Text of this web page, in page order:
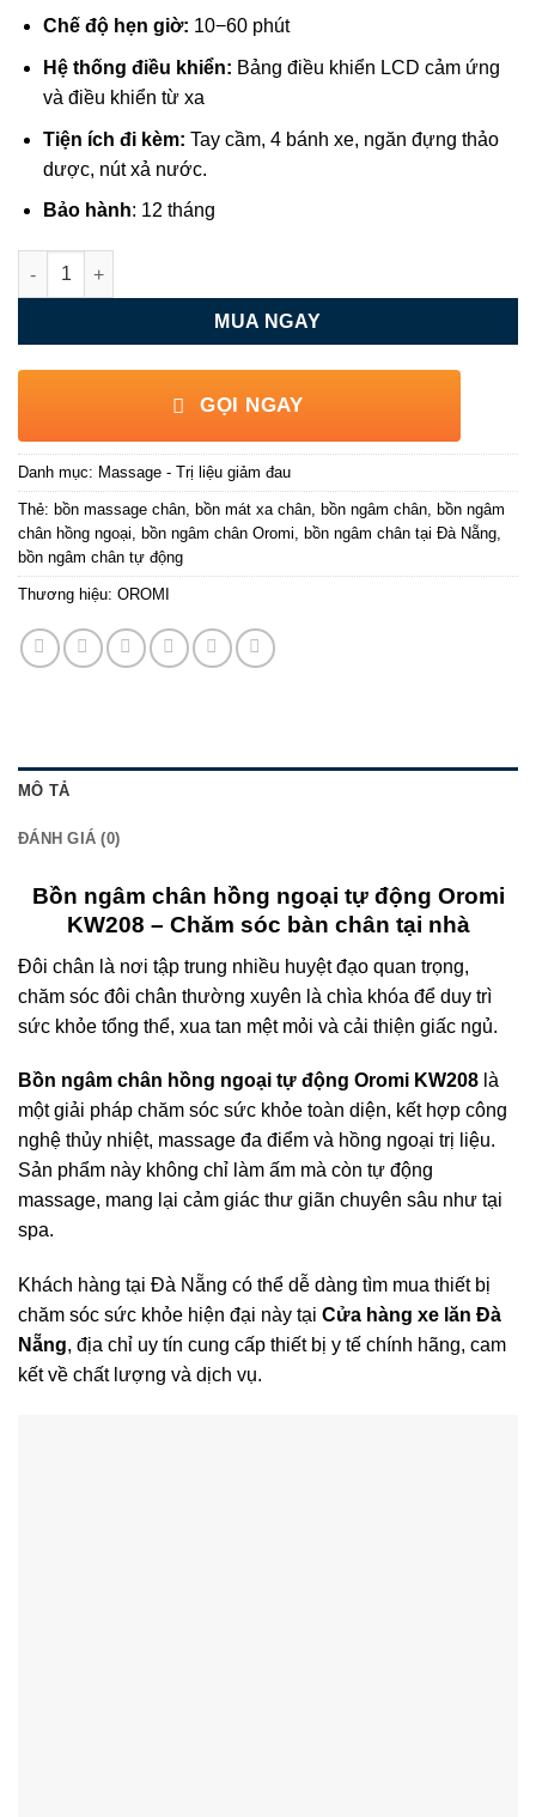
Chế độ hẹn giờ: 10−60phút
Hệ thống điều khiển: Bảng điều khiển LCD cảm ứng
và điều khiển từ xa
Tiện ích đi kèm: Tay cầm, 4 bánh xe, ngăn đựng thảo
dược, nút xả nước.
Bảo hành: 12 tháng
Bồn ngâm chân hồng ngoại tự động Oromi KW208 số lượng
MUA NGAY
GỌI NGAY
Danh mục: Massage - Trị liệu giảm đau
Thẻ: bồn massage chân bồn mát xa chân bồn ngâm chân
bồn ngâm
chân hồng ngoại
bồn ngâm chân Oromi bồn ngâm chân tại Đà Nẵng
bồn ngâm chân tự động
Thương hiệu: OROMI
MÔ TẢ
ĐÁNH GIÁ (0)
Bồn ngâm chân hồng ngoại tự động Oromi
KW208 – Chăm sóc bàn chân tại nhà
Đôi chân là nơi tập trung nhiều huyệt đạo quan trọng,
chăm sóc đôi chân thường xuyên là chìa khóa để duy trì
sức khỏe tổng thể, xua tan mệt mỏi và cải thiện giấc ngủ.
Bồn ngâm chân hồng ngoại tự động Oromi KW208 là
một giải pháp chăm sóc sức khỏe toàn diện, kết hợp công
nghệ thủy nhiệt, massage đa điểm và hồng ngoại trị liệu.
Sản phẩm này không chỉ làm ấm mà còn tự động
massage, mang lại cảm giác thư giãn chuyên sâu như tại
spa.
Khách hàng tại Đà Nẵng có thể dễ dàng tìm mua thiết bị
chăm sóc sức khỏe hiện đại này tại Cửa hàng xe lăn Đà
Nẵng, địa chỉ uy tín cung cấp thiết bị y tế chính hãng, cam
kết về chất lượng và dịch vụ.